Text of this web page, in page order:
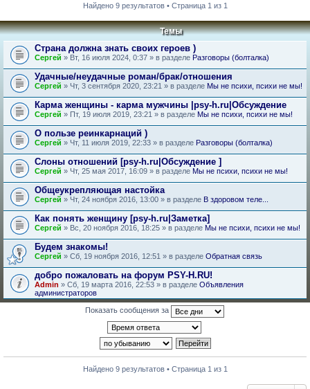
Найдено 9 результатов • Страница 1 из 1
Темы
Страна должна знать своих героев )
Сергей » Вт, 16 июля 2024, 0:37 » в разделе Разговоры (болталка)
Удачные/неудачные роман/брак/отношения
Сергей » Чт, 3 сентября 2020, 23:21 » в разделе Мы не психи, психи не мы!
Карма женщины - карма мужчины |psy-h.ru|Обсуждение
Сергей » Пт, 19 июля 2019, 23:21 » в разделе Мы не психи, психи не мы!
О пользе реинкарнаций )
Сергей » Чт, 11 июля 2019, 22:33 » в разделе Разговоры (болталка)
Слоны отношений [psy-h.ru|Обсуждение ]
Сергей » Чт, 25 мая 2017, 16:09 » в разделе Мы не психи, психи не мы!
Общеукрепляющая настойка
Сергей » Чт, 24 ноября 2016, 13:00 » в разделе В здоровом теле...
Как понять женщину [psy-h.ru|Заметка]
Сергей » Вс, 20 ноября 2016, 18:25 » в разделе Мы не психи, психи не мы!
Будем знакомы!
Сергей » Сб, 19 ноября 2016, 12:51 » в разделе Обратная связь
добро пожаловать на форум PSY-H.RU!
Admin » Сб, 19 марта 2016, 22:53 » в разделе Объявления
администраторов
Показать сообщения за
Найдено 9 результатов • Страница 1 из 1